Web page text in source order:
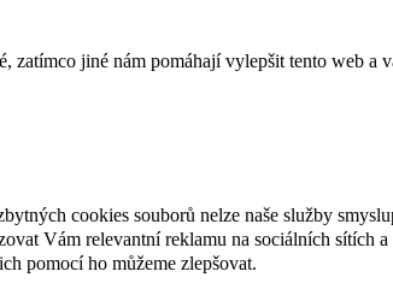
jiné nám pomáhají vylepšit tento web a
cookies souborů nelze naše služby
Vám relevantní reklamu na sociálních sítích
pomocí ho můžeme zlepšovat.